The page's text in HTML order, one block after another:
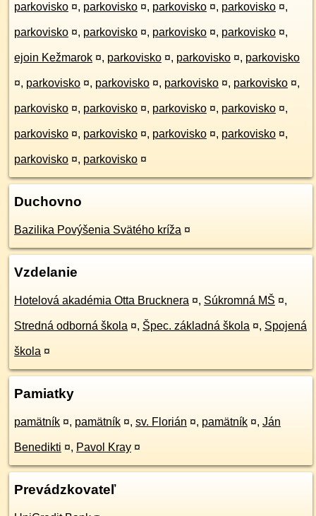
parkovisko ¤, parkovisko ¤, parkovisko ¤, parkovisko ¤,
parkovisko ¤, parkovisko ¤, parkovisko ¤, parkovisko ¤,
ejoin Kežmarok ¤, parkovisko ¤, parkovisko ¤, parkovisko
¤, parkovisko ¤, parkovisko ¤, parkovisko ¤, parkovisko ¤,
parkovisko ¤, parkovisko ¤, parkovisko ¤, parkovisko ¤,
parkovisko ¤, parkovisko ¤, parkovisko ¤, parkovisko ¤,
parkovisko ¤, parkovisko ¤
Duchovno
Bazilika Povýšenia Svätého kríža ¤
Vzdelanie
Hotelová akadémia Otta Brucknera ¤, Súkromná MŠ ¤,
Stredná odborná škola ¤, Špec. základná škola ¤, Spojená
škola ¤
Pamiatky
pamätník ¤, pamätník ¤, sv. Florián ¤, pamätník ¤, Ján
Benedikti ¤, Pavol Kray ¤
Prevádzkovateľ